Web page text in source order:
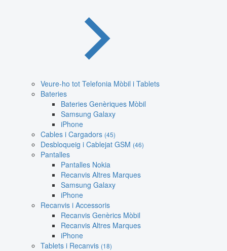
Veure-ho tot Telefonia Mòbil i Tablets
Bateries
Bateries Genèriques Mòbil
Samsung Galaxy
iPhone
Cables i Cargadors (45)
Desbloqueig i Cablejat GSM (46)
Pantalles
Pantalles Nokia
Recanvis Altres Marques
Samsung Galaxy
iPhone
Recanvis i Accessoris
Recanvis Genèrics Mòbil
Recanvis Altres Marques
iPhone
Tablets i Recanvis (18)